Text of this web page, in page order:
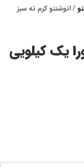
اتوشنتو کرم ته سبز
یک کیلویی